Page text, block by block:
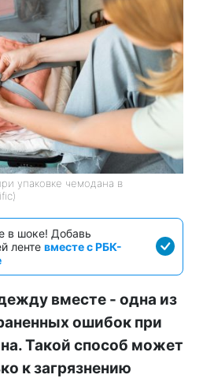
упаковке чемодана в
в шоке! Добавь
ленте вместе с РБК-
вместе - одна из
ошибок при
Такой способ может
к загрязнению